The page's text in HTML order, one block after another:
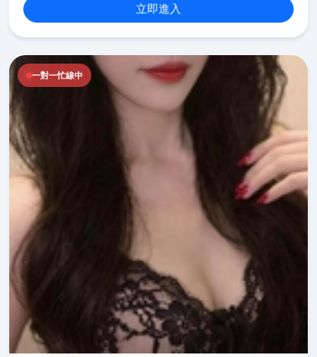
立即進入
一對一忙線中